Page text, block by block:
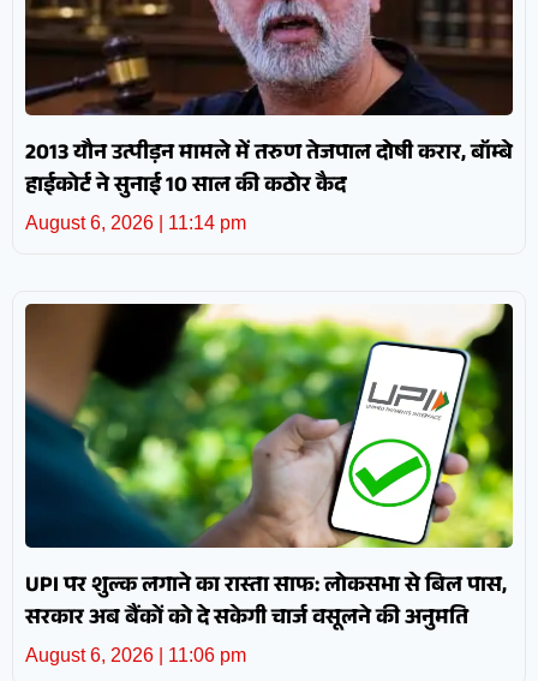
2013 यौन उत्पीड़न मामले में तरुण तेजपाल दोषी करार, बॉम्बे
हाईकोर्ट ने सुनाई 10 साल की कठोर कैद
August 6, 2026 11:14 pm
UPI पर शुल्क लगाने का रास्ता साफ: लोकसभा से बिल पास,
सरकार अब बैंकों को दे सकेगी चार्ज वसूलने की अनुमति
August 6, 2026 11:06 pm